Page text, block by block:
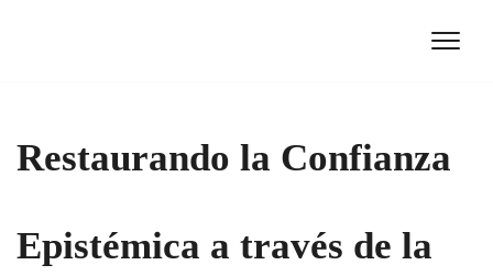
Restaurando la Confianza
Epistémica a través de la